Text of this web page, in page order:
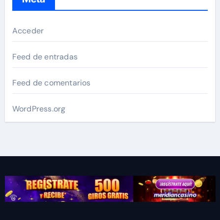
Acceder
Feed de entradas
Feed de comentarios
WordPress.org